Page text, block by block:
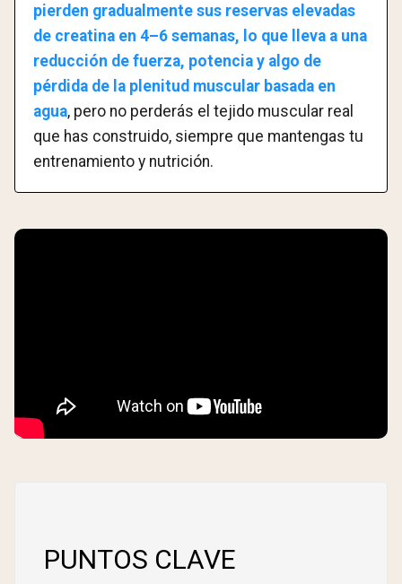
pierden gradualmente sus reservas elevadas
de creatina en 4–6 semanas, lo que lleva a una
reducción de fuerza, potencia y algo de
pérdida de la plenitud muscular basada en
agua, pero no perderás el tejido muscular real
que has construido, siempre que mantengas tu
entrenamiento y nutrición.
PUNTOS CLAVE